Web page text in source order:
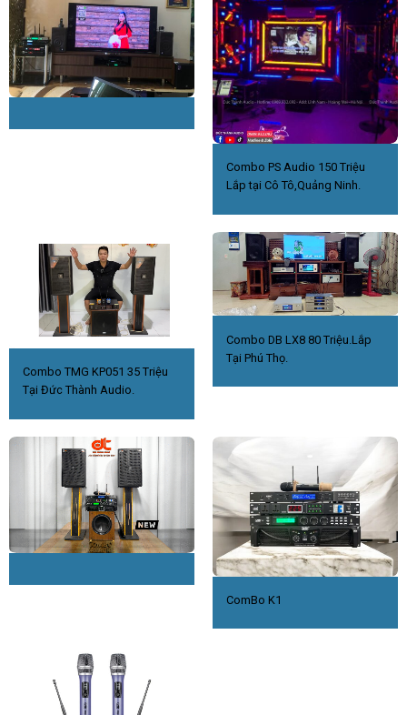
Combo PS Audio 150 Triệu
Lắp tại Cô Tô,Quảng Ninh.
Combo TMG KP051 35 Triệu
Tại Đức Thành Audio.
Combo DB LX8 80 Triệu.Lắp
Tại Phú Thọ.
ComBo K1